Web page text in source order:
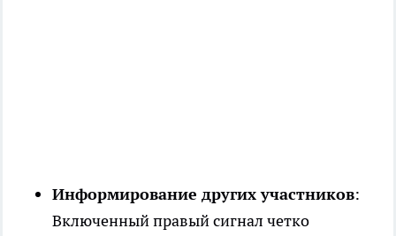
Информирование других участников:
Включенный правый сигнал четко